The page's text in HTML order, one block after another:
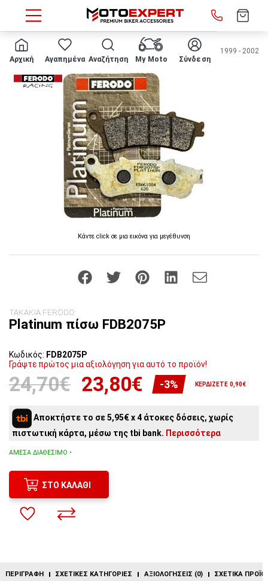
Αρχική Αγαπημένα Αναζήτηση My Moto Σύνδεση
HOME Μάρκα/μοντέλο HONDA VARADERO XL1000V 1999 - 2002
Κάντε click σε μια εικόνα για μεγέθυνση
ΤΑΚΑΚΙΑ FERODO
Platinum πίσω FDB2075P
Κωδικός: FDB2075P
Γράψτε πρώτος μια αξιολόγηση για αυτό το προϊόν!
24,70€ 23,80€ -3% ΚΕΡΔΊΖΕΤΕ 0,90€
Αποκτήστε το σε 5,95€ x 4 άτοκες δόσεις, χωρίς
πιστωτική κάρτα, μέσω της tbi bank. Περισσότερα
ΆΜΕΣΑ ΔΙΑΘΈΣΙΜΟ •
ΣΤΟ ΚΑΛΆΘΙ
ΠΕΡΙΓΡΑΦΉ ΣΧΕΤΙΚΈΣ ΚΑΤΗΓΟΡΊΕΣ ΑΞΙΟΛΟΓΉΣΕΙΣ (0) ΣΧΕΤΙΚΆ